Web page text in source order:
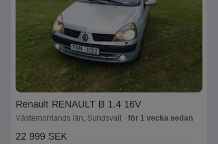
Renault RENAULT B 1.4 16V
Västernorrlands län, Sundsvall · för 1 vecka sedan
22 999 SEK